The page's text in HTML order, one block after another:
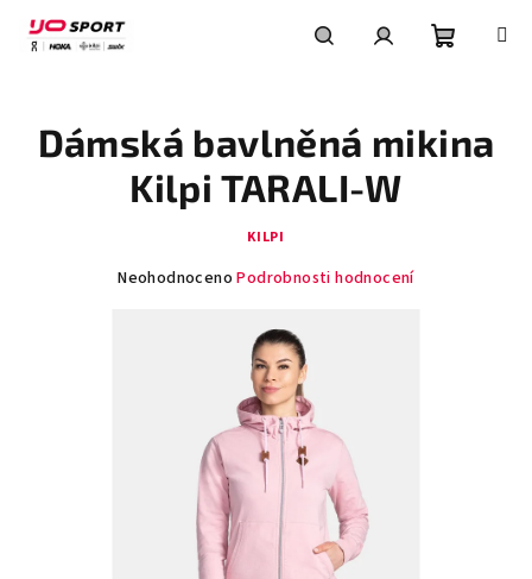
obsah
košík
Dámská bavlněná mikina
Kilpi TARALI-W
KILPI
Průměrné
Neohodnoceno Podrobnosti hodnocení